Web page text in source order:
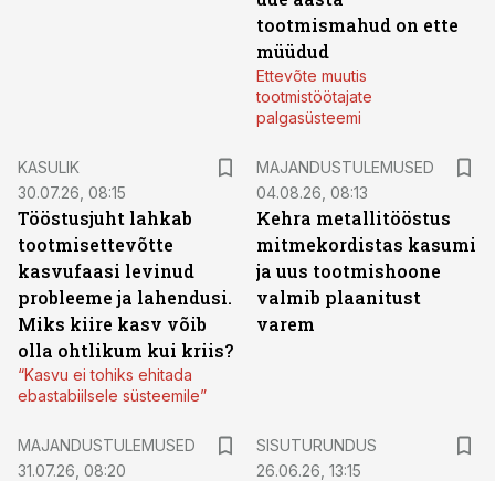
tootmismahud on ette
müüdud
Ettevõte muutis
tootmistöötajate
palgasüsteemi
KASULIK
30.07.26, 08:15
Tööstusjuht lahkab
tootmisettevõtte
kasvufaasi levinud
probleeme ja lahendusi.
Miks kiire kasv võib
olla ohtlikum kui kriis?
“Kasvu ei tohiks ehitada
ebastabiilsele süsteemile”
MAJANDUSTULEMUSED
04.08.26, 08:13
Kehra metallitööstus
mitmekordistas kasumi
ja uus tootmishoone
valmib plaanitust
varem
MAJANDUSTULEMUSED
31.07.26, 08:20
SISUTURUNDUS
26.06.26, 13:15